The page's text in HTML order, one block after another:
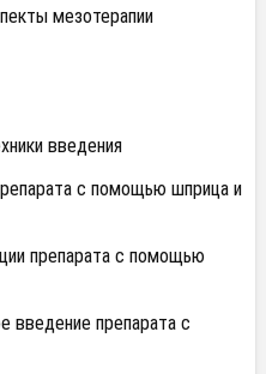
мезотерапии
введения
с помощью шприца и
препарата с помощью
введение препарата с